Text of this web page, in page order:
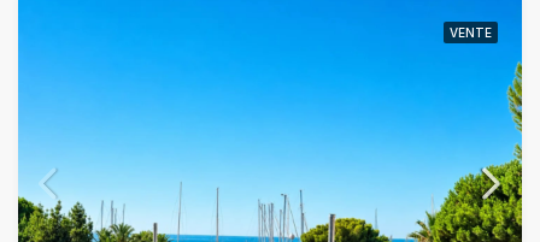
VENTE